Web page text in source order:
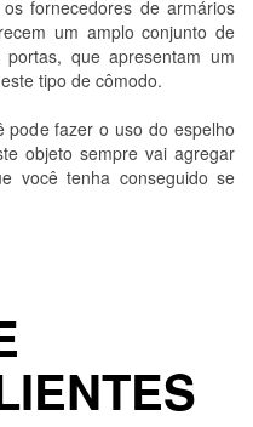
fornecedores de armários
um amplo conjunto de
que apresentam um
tipo de cômodo.
pode fazer o uso do espelho
objeto sempre vai agregar
você tenha conseguido se